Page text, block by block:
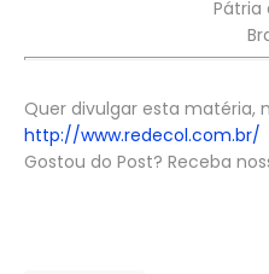
Pátria
Quer divulgar esta matéria,
http://www.redecol.com.br/
Gostou do Post? Receba